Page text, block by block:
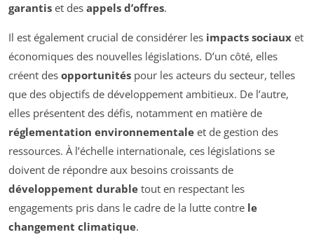
garantis et des appels d’offres.
Il est également crucial de considérer les impacts sociaux et
économiques des nouvelles législations. D’un côté, elles
créent des opportunités pour les acteurs du secteur, telles
que des objectifs de développement ambitieux. De l’autre,
elles présentent des défis, notamment en matière de
réglementation environnementale et de gestion des
ressources. À l’échelle internationale, ces législations se
doivent de répondre aux besoins croissants de
développement durable tout en respectant les
engagements pris dans le cadre de la lutte contre le
changement climatique.